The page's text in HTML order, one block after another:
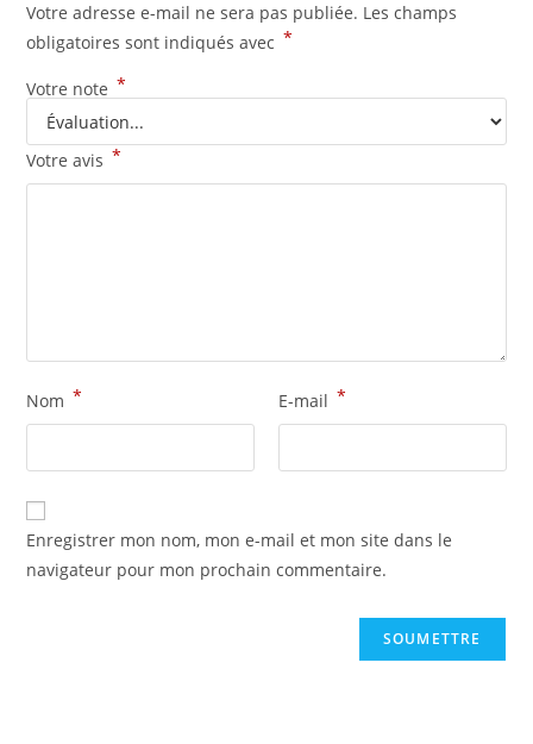
Votre adresse e-mail ne sera pas publiée. Les champs
obligatoires sont indiqués avec *
Votre note *
Votre avis *
Nom * E-mail *
Enregistrer mon nom, mon e-mail et mon site dans le
navigateur pour mon prochain commentaire.